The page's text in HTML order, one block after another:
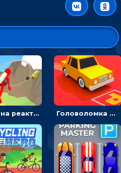
Гонки на реактивном ранце: избегать преград, чтобы лететь к финишу Головоломка Парк-стоянка: рисовать линии, чтобы парковать машины